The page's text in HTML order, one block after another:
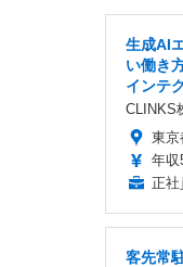
生成AI
い働き
インテ
CLINKS
東京
年収
正社
客先常